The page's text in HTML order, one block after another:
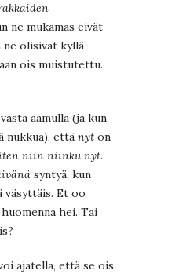
ne mukamas eivät
ne olisivat kyllä
ois muistutettu.
aamulla (ja kun
nukkua), että nyt on
niin niinku nyt.
syntyä, kun
väsyttäis. Et oo
hei. Tai
ajatella, että se ois